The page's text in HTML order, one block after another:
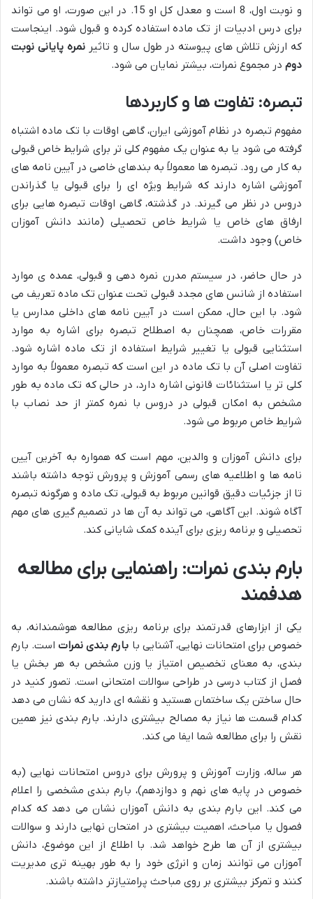
و نوبت اول، 8 است و معدل کل او 15. در این صورت، او می تواند
برای درس ادبیات از تک ماده استفاده کرده و قبول شود. اینجاست
که ارزش تلاش های پیوسته در طول سال و تاثیرنمره پایانی نوبت
دوم در مجموع نمرات، بیشتر نمایان می شود.
تبصره: تفاوت ها و کاربردها
مفهوم تبصره در نظام آموزشی ایران، گاهی اوقات با تک ماده اشتباه
گرفته می شود یا به عنوان یک مفهوم کلی تر برای شرایط خاص قبولی
به کار می رود. تبصره ها معمولاً به بندهای خاصی در آیین نامه های
آموزشی اشاره دارند که شرایط ویژه ای را برای قبولی یا گذراندن
دروس در نظر می گیرند. در گذشته، گاهی اوقات تبصره هایی برای
ارفاق های خاص یا شرایط خاص تحصیلی (مانند دانش آموزان
خاص) وجود داشت.
در حال حاضر، در سیستم مدرن نمره دهی و قبولی، عمده ی موارد
استفاده از شانس های مجدد قبولی تحت عنوان تک ماده تعریف می
شود. با این حال، ممکن است در آیین نامه های داخلی مدارس یا
مقررات خاص، همچنان به اصطلاح تبصره برای اشاره به موارد
استثنایی قبولی یا تغییر شرایط استفاده از تک ماده اشاره شود.
تفاوت اصلی آن با تک ماده در این است که تبصره معمولاً به موارد
کلی تر یا استثنائات قانونی اشاره دارد، در حالی که تک ماده به طور
مشخص به امکان قبولی در دروس با نمره کمتر از حد نصاب با
شرایط خاص مربوط می شود.
برای دانش آموزان و والدین، مهم است که همواره به آخرین آیین
نامه ها و اطلاعیه های رسمی آموزش و پرورش توجه داشته باشند
تا از جزئیات دقیق قوانین مربوط به قبولی، تک ماده و هرگونه تبصره
آگاه شوند. این آگاهی، می تواند به آن ها در تصمیم گیری های مهم
تحصیلی و برنامه ریزی برای آینده کمک شایانی کند.
بارم بندی نمرات: راهنمایی برای مطالعه
هدفمند
یکی از ابزارهای قدرتمند برای برنامه ریزی مطالعه هوشمندانه، به
خصوص برای امتحانات نهایی، آشنایی با بارم بندی نمرات است. بارم
بندی، به معنای تخصیص امتیاز یا وزن مشخص به هر بخش یا
فصل از کتاب درسی در طراحی سوالات امتحانی است. تصور کنید در
حال ساختن یک ساختمان هستید و نقشه ای دارید که نشان می دهد
کدام قسمت ها نیاز به مصالح بیشتری دارند. بارم بندی نیز همین
نقش را برای مطالعه شما ایفا می کند.
هر ساله، وزارت آموزش و پرورش برای دروس امتحانات نهایی (به
خصوص در پایه های نهم و دوازدهم)، بارم بندی مشخصی را اعلام
می کند. این بارم بندی به دانش آموزان نشان می دهد که کدام
فصول یا مباحث، اهمیت بیشتری در امتحان نهایی دارند و سوالات
بیشتری از آن ها طرح خواهد شد. با اطلاع از این موضوع، دانش
آموزان می توانند زمان و انرژی خود را به طور بهینه تری مدیریت
کنند و تمرکز بیشتری بر روی مباحث پرامتیازتر داشته باشند.